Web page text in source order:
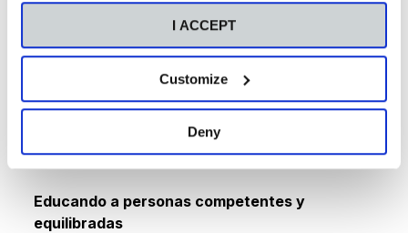
I ACCEPT
Customize
Deny
por encima del miedo. Padres y profesores son
la figura de referencia de los niños, por ello,
tienen que ser un ejemplo positivo,
desdramatizar la situación, y ser un modelo de
pequeños o se les sufre de mayores».
Educando a personas competentes y
equilibradas